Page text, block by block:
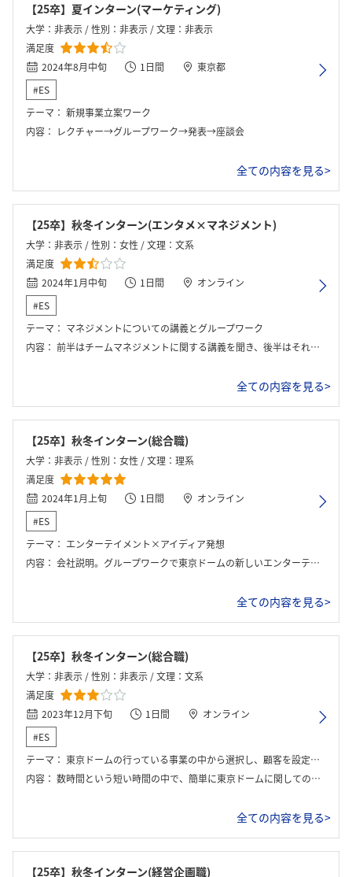
【25卒】夏インターン(マーケティング)
大学：非表示 / 性別：非表示 / 文理：非表示
満足度
2024年8月中旬
1日間
東京都
#ES
テーマ： 新規事業立案ワーク
内容： レクチャー→グループワーク→発表→座談会
全ての内容を見る>
【25卒】秋冬インターン(エンタメ×マネジメント)
大学：非表示 / 性別：女性 / 文理：文系
満足度
2024年1月中旬
1日間
オンライン
#ES
テーマ： マネジメントについての講義とグループワーク
内容： 前半はチームマネジメントに関する講義を聞き、後半はそれに関するグループワークをしました。
全ての内容を見る>
【25卒】秋冬インターン(総合職)
大学：非表示 / 性別：女性 / 文理：理系
満足度
2024年1月上旬
1日間
オンライン
#ES
テーマ： エンターテイメント×アイディア発想
内容： 会社説明。グループワークで東京ドームの新しいエンターテイメントを考える。
全ての内容を見る>
【25卒】秋冬インターン(総合職)
大学：非表示 / 性別：非表示 / 文理：文系
満足度
2023年12月下旬
1日間
オンライン
#ES
テーマ： 東京ドームの行っている事業の中から選択し、顧客を設定し、新しいサービスを考える。
内容： 数時間という短い時間の中で、簡単に東京ドームに関してのレクチャーが行われた、その後5、6人のグループワークを行った。フォーマットが渡され、それを駆使しながらどのような事業のどのような顧客のどのニーズに対して、どのようなサービスで解決していくのかを考え、最後にプレゼンまで行った。
全ての内容を見る>
【25卒】秋冬インターン(経営企画職)
ログイン・会員登録